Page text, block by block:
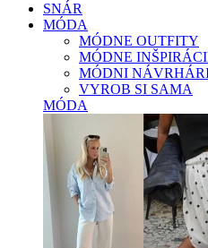
SNÁR
MÓDA
MÓDNE OUTFITY
MÓDNE
MÓDNI
VYROB SI SAMA
MÓDA